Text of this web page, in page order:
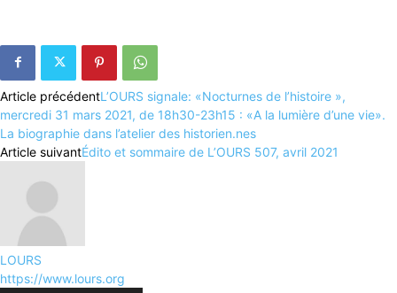
Article précédentL’OURS signale: «Nocturnes de l’histoire »,
mercredi 31 mars 2021, de 18h30-23h15 : «A la lumière d’une vie».
La biographie dans l’atelier des historien.nes
Article suivantÉdito et sommaire de L’OURS 507, avril 2021
LOURS
https://www.lours.org